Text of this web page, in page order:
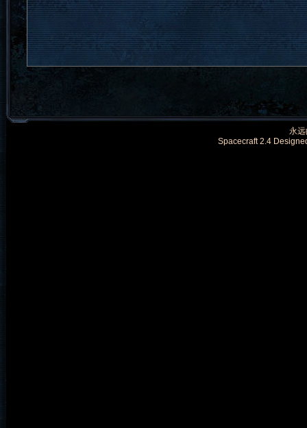
永
Spacecraft 2.4